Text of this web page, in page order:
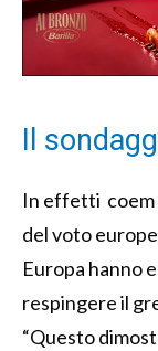
Il
In effetti coem
del voto
Europa hanno
respingere il
“Questo